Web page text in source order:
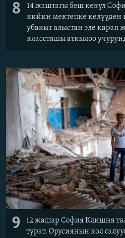
8
14 жаштагы беш көкүл
кийин мектепке келүүдөн
убакыт алыстан эле
классташы аткылоо
9
12 жашар София Клишня
турат. Орусиянын кол